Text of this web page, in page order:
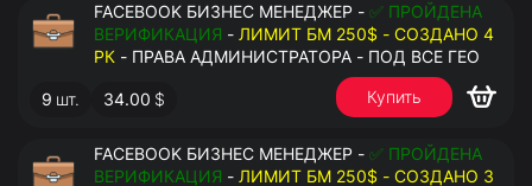
FACEBOOK БИЗНЕС МЕНЕДЖЕР - ✅ ПРОЙДЕНА
ВЕРИФИКАЦИЯ - ЛИМИТ БМ 250$ - СОЗДАНО 4
РК - ПРАВА АДМИНИСТРАТОРА - ПОД ВСЕ ГЕО
9 шт. 34.00 $ Купить
FACEBOOK БИЗНЕС МЕНЕДЖЕР - ✅ ПРОЙДЕНА
ВЕРИФИКАЦИЯ - ЛИМИТ БМ 250$ - СОЗДАНО 3